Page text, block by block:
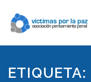
contenido
ETIQUETA: